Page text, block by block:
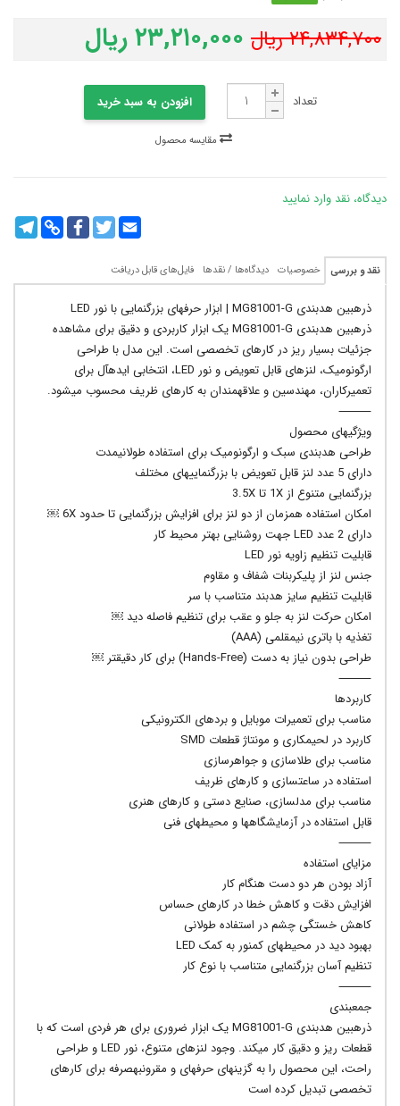
۲۴,۸۳۴,۷۰۰ ریال ۲۳,۲۱۰,۰۰۰ ریال
تعداد افزودن به سبد خرید
دیدگاه، نقد وارد نمایید
Copy
Link
FacebookTwitterEmail
نقد و بررسی خصوصیات دیدگاه‌ها / نقدها فایل‌های قابل دریافت
ذرهبین هدبندی MG81001-G | ابزار حرفهای بزرگنمایی با نور LED
ذرهبین هدبندی MG81001-G یک ابزار کاربردی و دقیق برای مشاهده
جزئیات بسیار ریز در کارهای تخصصی است. این مدل با طراحی
ارگونومیک، لنزهای قابل تعویض و نور LED، انتخابی ایدهآل برای
تعمیرکاران، مهندسین و علاقهمندان به کارهای ظریف محسوب میشود.
⸻
ویژگیهای محصول
طراحی هدبندی سبک و ارگونومیک برای استفاده طولانیمدت
دارای 5 عدد لنز قابل تعویض با بزرگنماییهای مختلف
بزرگنمایی متنوع از 1X تا 3.5X
امکان استفاده همزمان از دو لنز برای افزایش بزرگنمایی تا حدود 6X ￼
دارای 2 عدد LED جهت روشنایی بهتر محیط کار
قابلیت تنظیم زاویه نور LED
جنس لنز از پلیکربنات شفاف و مقاوم
قابلیت تنظیم سایز هدبند متناسب با سر
امکان حرکت لنز به جلو و عقب برای تنظیم فاصله دید ￼
تغذیه با باتری نیمقلمی (AAA)
طراحی بدون نیاز به دست (Hands-Free) برای کار دقیقتر ￼
⸻
کاربردها
مناسب برای تعمیرات موبایل و بردهای الکترونیکی
کاربرد در لحیمکاری و مونتاژ قطعات SMD
مناسب برای طلاسازی و جواهرسازی
استفاده در ساعتسازی و کارهای ظریف
مناسب برای مدلسازی، صنایع دستی و کارهای هنری
قابل استفاده در آزمایشگاهها و محیطهای فنی
⸻
مزایای استفاده
آزاد بودن هر دو دست هنگام کار
افزایش دقت و کاهش خطا در کارهای حساس
کاهش خستگی چشم در استفاده طولانی
بهبود دید در محیطهای کمنور به کمک LED
تنظیم آسان بزرگنمایی متناسب با نوع کار
⸻
جمعبندی
ذرهبین هدبندی MG81001-G یک ابزار ضروری برای هر فردی است که با
قطعات ریز و دقیق کار میکند. وجود لنزهای متنوع، نور LED و طراحی
راحت، این محصول را به گزینهای حرفهای و مقرونبهصرفه برای کارهای
تخصصی تبدیل کرده است